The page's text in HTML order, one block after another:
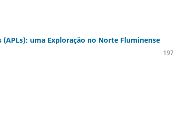
uma Exploração no Norte Fluminense